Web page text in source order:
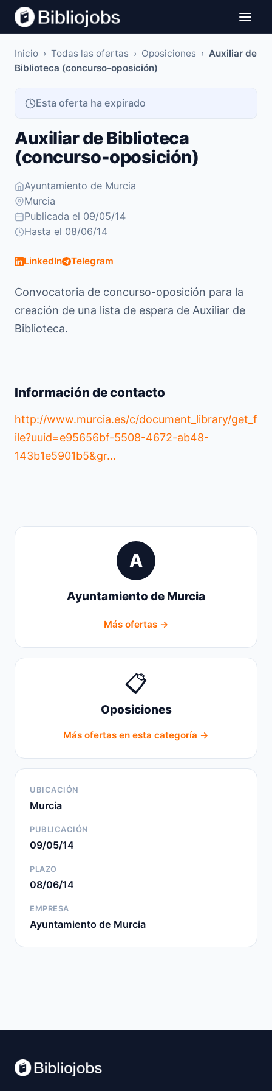
Inicio › Todas las ofertas › Oposiciones › Auxiliar de
Biblioteca (concurso-oposición)
Esta oferta ha expirado
Auxiliar de Biblioteca
(concurso-oposición)
Ayuntamiento de Murcia
Murcia
Publicada el 09/05/14
Hasta el 08/06/14
LinkedIn Telegram
Convocatoria de concurso-oposición para la
creación de una lista de espera de Auxiliar de
Biblioteca.
Información de contacto
http://www.murcia.es/c/document_library/get_f
ile?uuid=e95656bf-5508-4672-ab48-
143b1e5901b5&gr...
A
Ayuntamiento de Murcia
Más ofertas →
📋
Oposiciones
Más ofertas en esta categoría →
UBICACIÓN
Murcia
PUBLICACIÓN
09/05/14
PLAZO
08/06/14
EMPRESA
Ayuntamiento de Murcia